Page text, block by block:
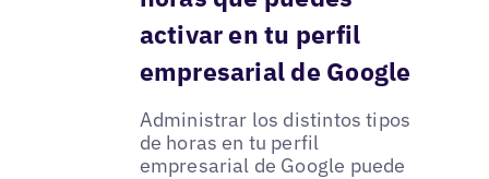
activar en tu perfil
empresarial de Google
Administrar los distintos tipos
de horas en tu perfil
empresarial de Google puede